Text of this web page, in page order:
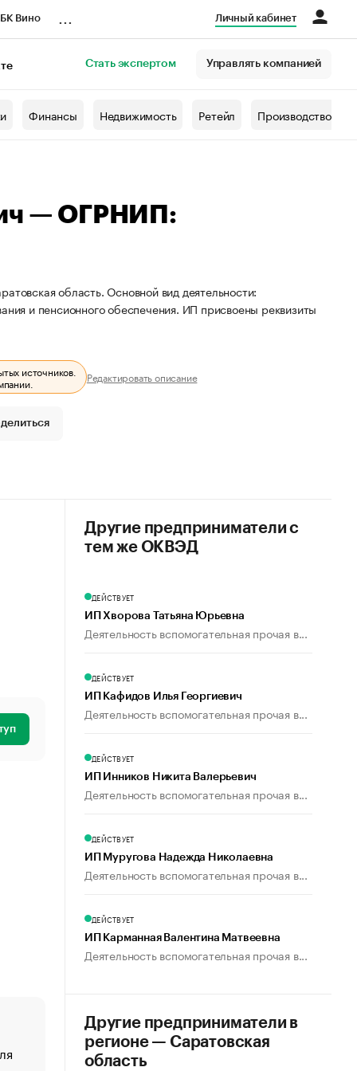
Вино Личный кабинет
Стать экспертом Управлять компанией
Финансы Недвижимость Ретейл Производство
— ОГРНИП:
область. Основной вид деятельности:
и пенсионного обеспечения. ИП присвоены реквизиты
источников.
Редактировать описание
«От спорта тело стареет иначе». Как живет глава
Другие предприниматели с
тем же ОКВЭД
ДЕЙСТВУЕТ
ИП Хворова Татьяна Юрьевна
Деятельность вспомогательная прочая в...
ДЕЙСТВУЕТ
ИП Кафидов Илья Георгиевич
Деятельность вспомогательная прочая в...
ДЕЙСТВУЕТ
ИП Инников Никита Валерьевич
Деятельность вспомогательная прочая в...
ДЕЙСТВУЕТ
ИП Муругова Надежда Николаевна
Деятельность вспомогательная прочая в...
ДЕЙСТВУЕТ
ИП Карманная Валентина Матвеевна
Деятельность вспомогательная прочая в...
Другие предприниматели в
регионе — Саратовская
область